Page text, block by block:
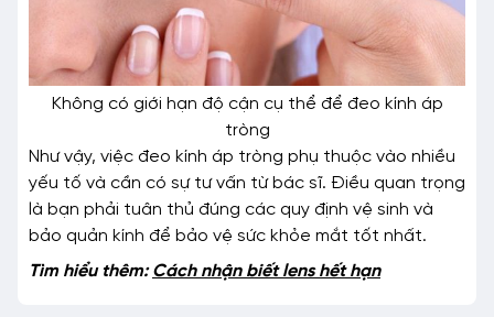
Không có giới hạn độ cận cụ thể để đeo kính áp
tròng
Như vậy, việc đeo kính áp tròng phụ thuộc vào nhiều
yếu tố và cần có sự tư vấn từ bác sĩ. Điều quan trọng
là bạn phải tuân thủ đúng các quy định vệ sinh và
bảo quản kính để bảo vệ sức khỏe mắt tốt nhất.
Tìm hiểu thêm:Cách nhận biết lens hết hạn